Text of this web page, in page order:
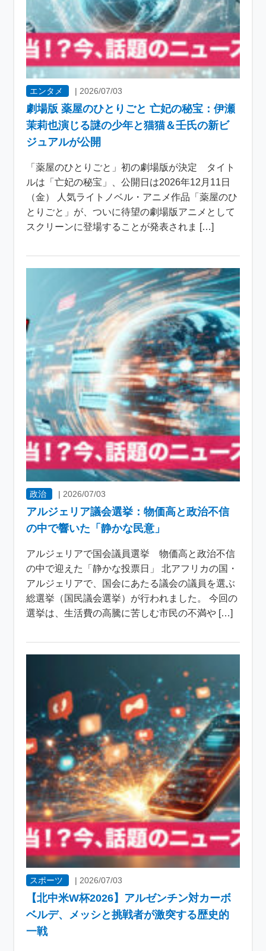
エンタメ | 2026/07/03
劇場版 薬屋のひとりごと 亡妃の秘宝：伊瀬
茉莉也演じる謎の少年と猫猫＆壬氏の新ビ
ジュアルが公開
「薬屋のひとりごと」初の劇場版が決定 タイト
ルは「亡妃の秘宝」、公開日は2026年12月11日
（金） 人気ライトノベル・アニメ作品「薬屋のひ
とりごと」が、ついに待望の劇場版アニメとして
スクリーンに登場することが発表されま […]
政治 |2026/07/03
アルジェリア議会選挙：物価高と政治不信
の中で響いた「静かな民意」
アルジェリアで国会議員選挙 物価高と政治不信
の中で迎えた「静かな投票日」 北アフリカの国・
アルジェリアで、国会にあたる議会の議員を選ぶ
総選挙（国民議会選挙）が行われました。 今回の
選挙は、生活費の高騰に苦しむ市民の不満や […]
スポーツ |2026/07/03
【北中米W杯2026】アルゼンチン対カーボ
ベルデ、メッシと挑戦者が激突する歴史的
一戦